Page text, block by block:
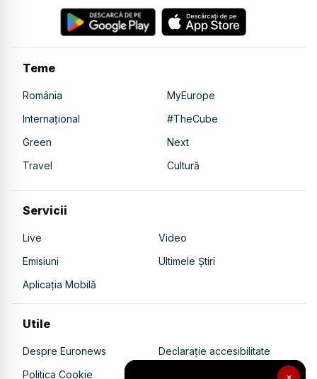
×
Teme
România
MyEurope
Internațional
#TheCube
Green
Next
Travel
Cultură
Servicii
Live
Video
Emisiuni
Ultimele Știri
Aplicația Mobilă
Utile
Despre Euronews
Declarație accesibilitate
Politica Cookie
Politica de confidențialitate